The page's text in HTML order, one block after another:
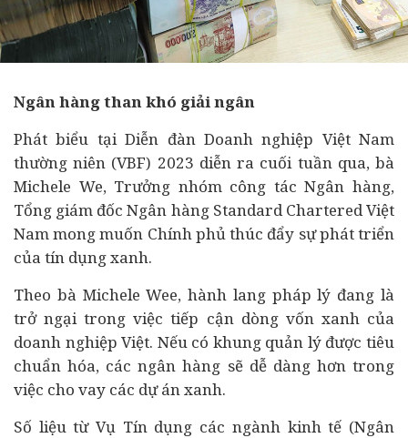
Ngân hàngthan khó giải ngân
Phát biểu tại Diễn đàn Doanh nghiệp Việt Nam
thường niên (VBF) 2023 diễn ra cuối tuần qua, bà
Michele We, Trưởng nhóm công tác Ngân hàng,
Tổng giám đốc Ngân hàng Standard Chartered Việt
Nam mong muốn Chính phủ thúc đẩy sự phát triển
của tín dụng xanh.
Theo bà Michele Wee, hành lang pháp lý đang là
trở ngại trong việc tiếp cận dòng vốn xanh của
doanh nghiệp Việt. Nếu có khung quản lý được tiêu
chuẩn hóa, các ngân hàng sẽ dễ dàng hơn trong
việc cho vay các dự ánxanh.
Số liệu từ Vụ Tín dụng các ngành kinh tế (Ngân